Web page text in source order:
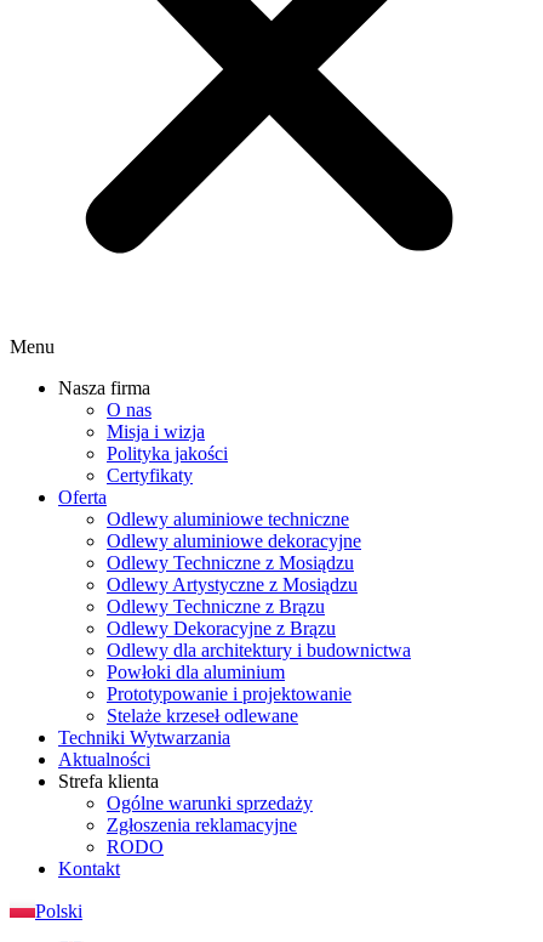
Menu
Nasza firma
O nas
Misja i wizja
Polityka jakości
Certyfikaty
Oferta
Odlewy aluminiowe techniczne
Odlewy aluminiowe dekoracyjne
Odlewy Techniczne z Mosiądzu
Odlewy Artystyczne z Mosiądzu
Odlewy Techniczne z Brązu
Odlewy Dekoracyjne z Brązu
Odlewy dla architektury i budownictwa
Powłoki dla aluminium
Prototypowanie i projektowanie
Stelaże krzeseł odlewane
Techniki Wytwarzania
Aktualności
Strefa klienta
Ogólne warunki sprzedaży
Zgłoszenia reklamacyjne
RODO
Kontakt
Polski